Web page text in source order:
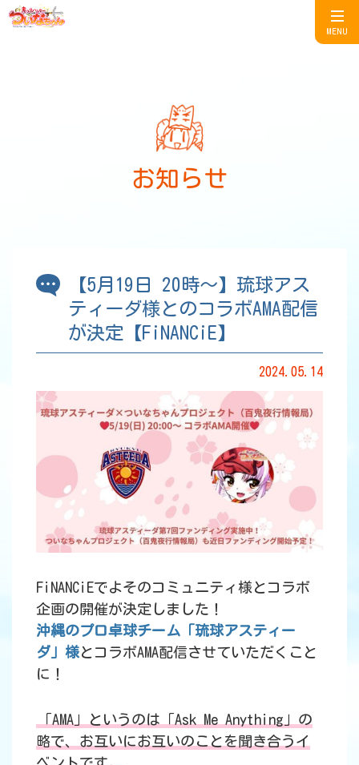
MENU
お知らせ
【5月19日 20時～】琉球アス
ティーダ様とのコラボAMA配信
が決定【FiNANCiE】
2024.05.14
FiNANCiEでよそのコミュニティ様とコラボ
企画の開催が決定しました！
沖縄のプロ卓球チーム「琉球アスティー
ダ」様とコラボAMA配信させていただくこと
に！
「AMA」というのは「Ask Me Anything」の
略で、お互いにお互いのことを聞き合うイ